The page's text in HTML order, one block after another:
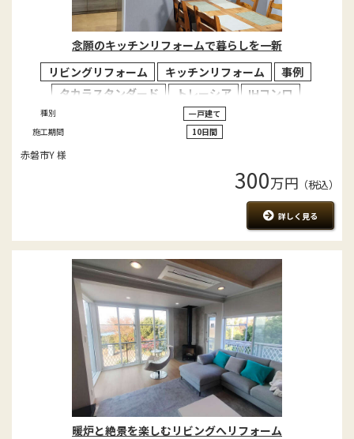
念願のキッチンリフォームで暮らしを一新
リビングリフォーム
キッチンリフォーム
事例
タカラスタンダード
トレーシア IHコンロ
種別
一戸建て
施工期間
10日間
赤磐市Y 様
300万円 （税込）
詳しく見る
暖炉と絶景を楽しむリビングへリフォーム